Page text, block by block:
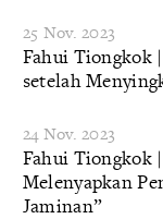
25 Nov. 2023
Fahui Tiongkok
setelah
24 Nov. 2023
Fahui Tiongkok
Melenyapkan
Jaminan”